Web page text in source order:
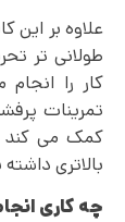
علاوه بر این
طولانی‌ تر
کار را
تمرینات
کمک می کند
بالاتری
چه کاری